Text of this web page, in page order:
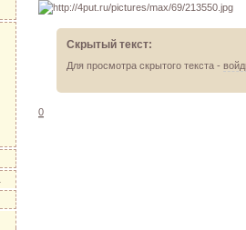
Скрытый текст:
Для просмотра скрытого текста -
0